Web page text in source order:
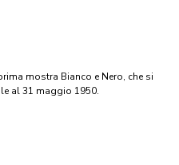
mostra Bianco e Nero, che si
al 31 maggio 1950.